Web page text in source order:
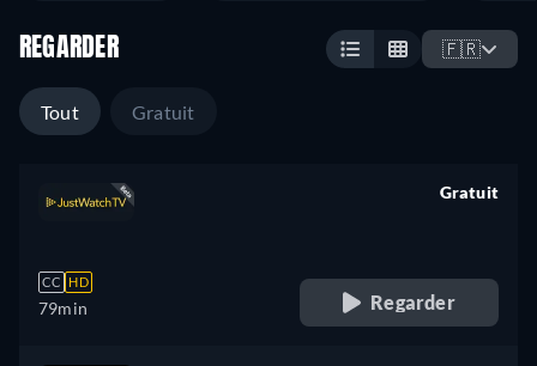
REGARDER 🇫🇷
Tout Gratuit
CC HD
79min
Gratuit
Regarder